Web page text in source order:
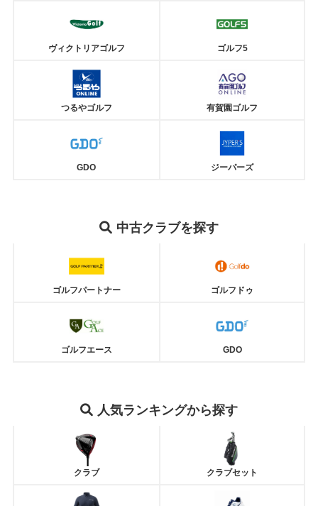
ヴィクトリアゴルフ ゴルフ5
つるやゴルフ 有賀園ゴルフ
GDO ジーパーズ
中古クラブを探す
ゴルフパートナー ゴルフドゥ
ゴルフエース GDO
人気ランキングから探す
クラブ クラブセット